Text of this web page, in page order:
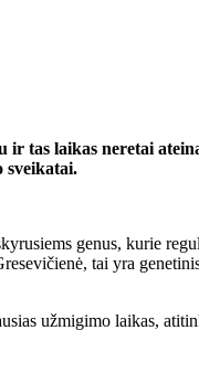
tas laikas neretai
sveikatai.
genus, kurie
tai yra
užmigimo laikas,